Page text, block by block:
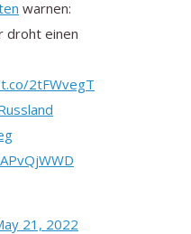
warnen:
droht einen
2tFWvegT
21, 2022